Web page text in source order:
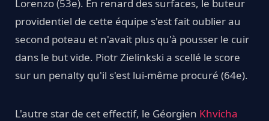
Lorenzo (53e). En renard des surfaces, le buteur
providentiel de cette équipe s'est fait oublier au
second poteau et n'avait plus qu'à pousser le cuir
dans le but vide. Piotr Zielinkski a scellé le score
sur un penalty qu'il s'est lui-même procuré (64e).
L'autre star de cet effectif, le Géorgien Khvicha